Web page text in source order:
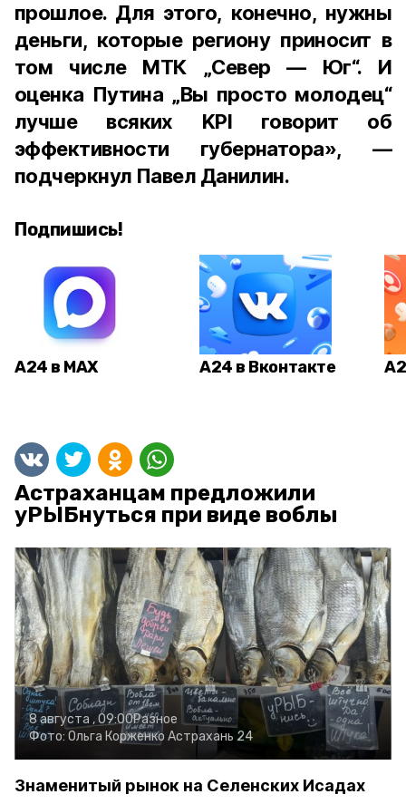
прошлое. Для этого, конечно, нужны
деньги, которые региону приносит в
том числе МТК „Север — Юг“. И
оценка Путина „Вы просто молодец“
лучше всяких KPI говорит об
эффективности губернатора», —
подчеркнул Павел Данилин.
Подпишись!
А24 в MAX А24 в Вконтакте
Астраханцам предложили
уРЫБнуться при виде воблы
8 августа , 09:00Разное
Фото: Ольга Корженко Астрахань 24
Знаменитый рынок на Селенских Исадах